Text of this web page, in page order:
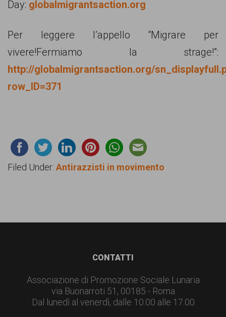
Day: globalmigrantsaction.org
Per leggere l’appello “Migrare per
vivere!Fermiamo la strage!”:
http://globalmigrantsaction.org/
row_ID=371
Filed Under: Antirazzisti in movimento
CONTATTI
Associazione di Promozione Sociale Lunaria
via Buonarroti 51, 00185 - Roma
Dal lunedì al venerdì, dalle 10.00 alle 17.00